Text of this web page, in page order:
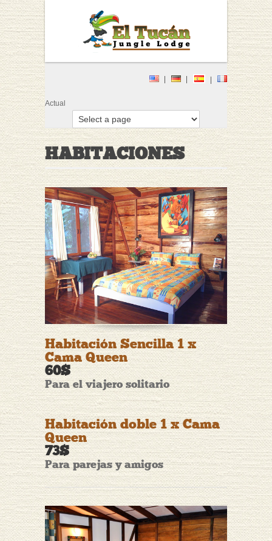
Actual
HABITACIONES
Habitación Sencilla 1 x
Cama Queen
60$
Para el viajero solitario
Habitación doble 1 x Cama
Queen
73$
Para parejas y amigos